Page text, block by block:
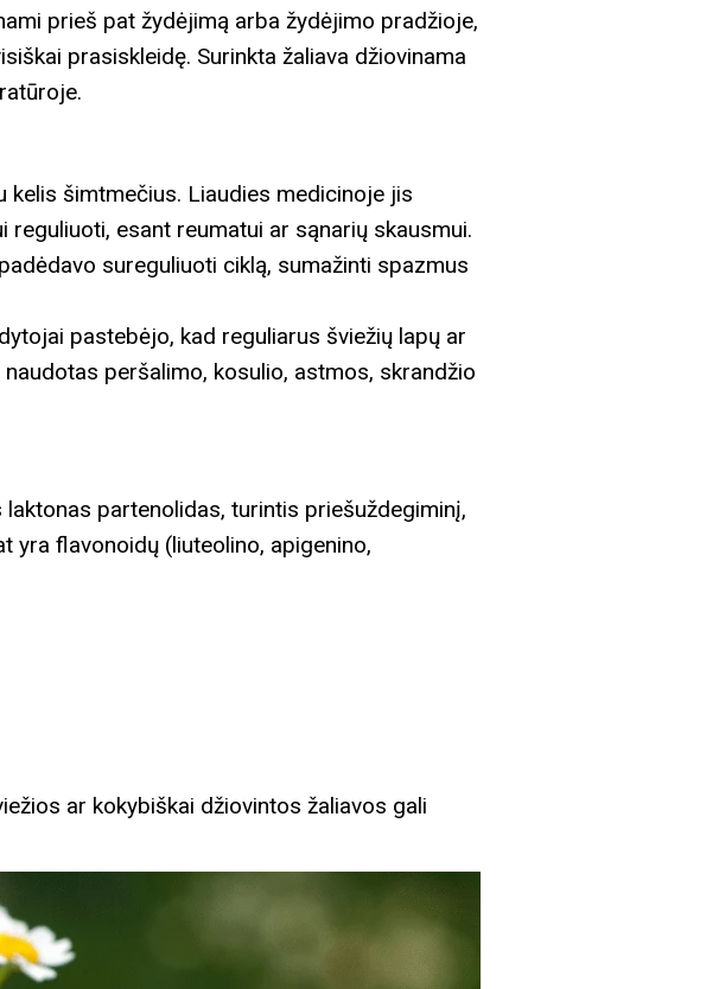
prieš pat žydėjimą arba žydėjimo pradžioje,
prasiskleidę. Surinkta žaliava džiovinama
kelis šimtmečius. Liaudies medicinoje jis
esant reumatui ar sąnarių skausmui.
sureguliuoti ciklą, sumažinti spazmus
pastebėjo, kad reguliarus šviežių lapų ar
peršalimo, kosulio, astmos, skrandžio
partenolidas, turintis priešuždegiminį,
yra flavonoidų (liuteolino, apigenino,
ar kokybiškai džiovintos žaliavos gali